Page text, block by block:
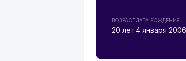
ВОЗРАСТ
20 лет
ДАТА РОЖДЕНИЯ
4 января 2006